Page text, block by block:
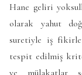
Hane geliri
olarak yahut
suretiyle iş
tespit edilmiş
ve mülakatlar